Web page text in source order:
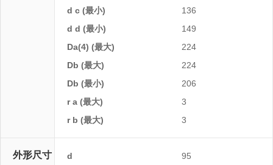
d c (最小)
136
d d (最小)
149
Da(4) (最大)
224
Db (最大)
224
Db (最小)
206
r a (最大)
3
r b (最大)
3
外形尺寸
d
95